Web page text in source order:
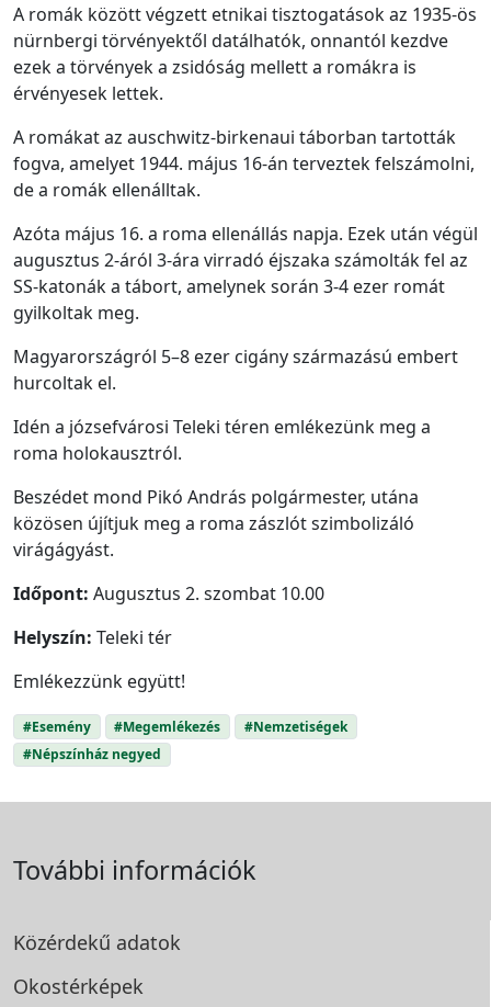
A romák között végzett etnikai tisztogatások az 1935-ös
nürnbergi törvényektől datálhatók, onnantól kezdve
ezek a törvények a zsidóság mellett a romákra is
érvényesek lettek.
A romákat az auschwitz-birkenaui táborban tartották
fogva, amelyet 1944. május 16-án terveztek felszámolni,
de a romák ellenálltak.
Azóta május 16. a roma ellenállás napja. Ezek után végül
augusztus 2-áról 3-ára virradó éjszaka számolták fel az
SS-katonák a tábort, amelynek során 3-4 ezer romát
gyilkoltak meg.
Magyarországról 5–8 ezer cigány származású embert
hurcoltak el.
Idén a józsefvárosi Teleki téren emlékezünk meg a
roma holokausztról.
Beszédet mond Pikó András polgármester, utána
közösen újítjuk meg a roma zászlót szimbolizáló
virágágyást.
Időpont: Augusztus 2. szombat 10.00
Helyszín: Teleki tér
Emlékezzünk együtt!
#Esemény #Megemlékezés
#Nemzetiségek
#Népszínház negyed
További információk
Közérdekű adatok
Okostérképek